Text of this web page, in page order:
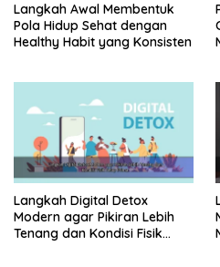
Langkah Awal Membentuk
Pola Hidup Sehat dengan
Healthy Habit yang Konsisten
Langkah Digital Detox
Modern agar Pikiran Lebih
Tenang dan Kondisi Fisik